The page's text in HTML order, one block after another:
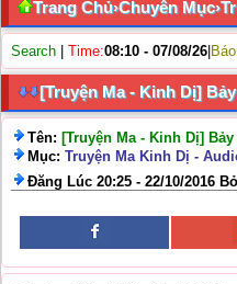
Trang Chủ›Chuyên Mục›
Search Time:08:10 - 07/08/26
[Truyện Ma - Kinh Dị]
Tên: [Truyện Ma - Kinh Dị]
Mục: Truyện Ma Kinh Dị -
Đăng Lúc 20:25 - 22/10/2016